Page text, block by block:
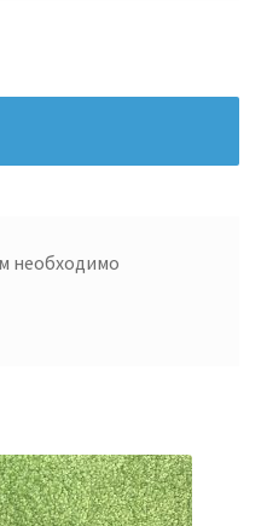
необходимо